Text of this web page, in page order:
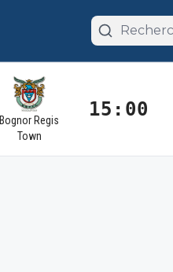
Bognor Regis
Town
15:00